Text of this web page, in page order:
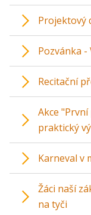
Projektový
Pozvánka -
Recitační
Akce
praktický
Karneval v
Žáci naší
na tyči